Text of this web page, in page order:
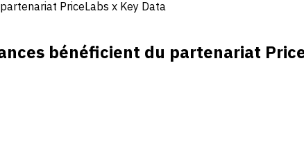
PriceLabs x Key Data
bénéficient du partenariat